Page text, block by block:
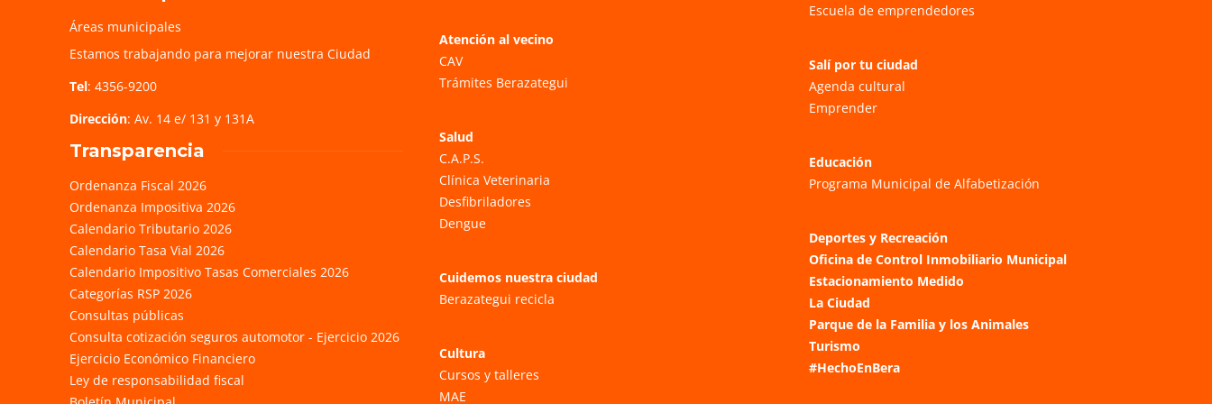
Áreas municipales
Estamos trabajando para mejorar nuestra Ciudad
Tel: 4356-9200
Dirección: Av. 14 e/ 131 y 131A
Transparencia
Ordenanza Fiscal 2026
Ordenanza Impositiva 2026
Calendario Tributario 2026
Calendario Tasa Vial 2026
Calendario Impositivo Tasas Comerciales 2026
Categorías RSP 2026
Consultas públicas
Consulta cotización seguros automotor - Ejercicio 2026
Ejercicio Económico Financiero
Ley de responsabilidad fiscal
Atención al vecino
CAV
Trámites Berazategui
Salud
C.A.P.S.
Clínica Veterinaria
Desfibriladores
Dengue
Cuidemos nuestra ciudad
Berazategui recicla
Cultura
Cursos y talleres
MAE
Escuela de emprendedores
Salí por tu ciudad
Agenda cultural
Emprender
Educación
Programa Municipal de Alfabetización
Deportes y Recreación
Oficina de Control Inmobiliario Municipal
Estacionamiento Medido
La Ciudad
Parque de la Familia y los Animales
Turismo
#HechoEnBera